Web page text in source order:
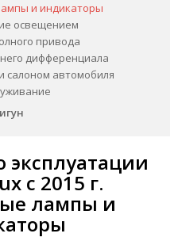
и индикаторы
освещением
привода
дифференциала
салоном автомобиля
эксплуатации
с 2015 г.
лампы и